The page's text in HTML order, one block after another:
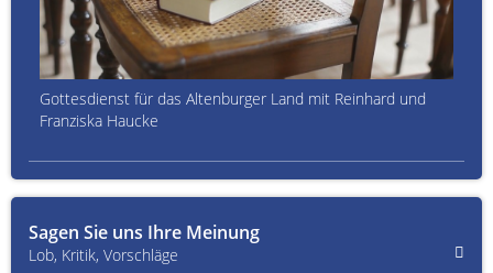
Gottesdienst für das Altenburger Land mit Reinhard und
Franziska Haucke
Sagen Sie uns Ihre Meinung
Lob, Kritik, Vorschläge